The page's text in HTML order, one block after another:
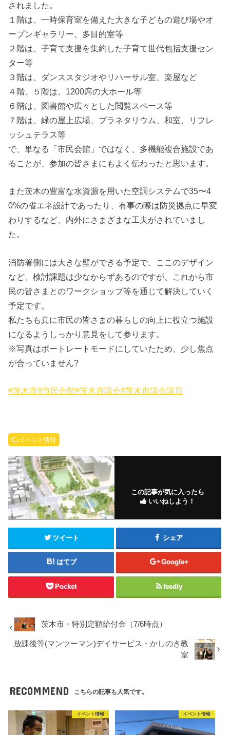
されました。
１階は、一時保育室を備えた大きな子どもの遊び場やオ
ープンギャラリー、多目的室等
２階は、子育て支援を集約した子育て世代包括支援セン
ター等
３階は、ダンススタジオやリハーサル室、楽屋など
４階、５階は、1200席の大ホール等
６階は、図書館や広々とした閲覧スペース等
７階は、緑の屋上広場、プラネタリウム、和室、リフレ
ッシュテラス等
で、単なる「市民会館」ではなく、多機能複合施設であ
ることが、参加の皆さまにもよく伝わったと思います。
また茨木の豊富な水資源を用いた空調システムで35〜4
0%の省エネ設計であったり、有事の際は防災拠点に早変
わりするなど、内外にさまざまな工夫がされていまし
た。
消防署側には大きな壁ができる予定で、ここのデザイン
など、検討課題は少なからずあるのですが、これから市
民の皆さまとのワークショップ等を通じて解決していく
予定です。
私たちも真に市民の皆さまの暮らしの向上に役立つ施設
になるようしっかり意見をして参ります。
※写真はポートレートモードにしていたため、少し焦点
が合っていません?
#茨木市#市民会館#茨木市議会#茨木市議会議員
イベント情報
この記事が気に入ったら
いいねしよう！
ツイート シェア
はてブ Google+
Pocket feedly
茨木市・特別定額給付金（7/6時点）
放課後等(マンツーマン)デイサービス・かしのき教
室
RECOMMEND こちらの記事も人気です。
イベント情報 イベント情報